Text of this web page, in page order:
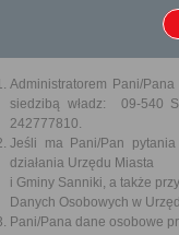
W związku z realizacją
ochrony osób fizycznych w
uchylenia dyrektywy 95/46/WE
Administratorem Pani/
siedzibą władz: 09-540
242777810.
Jeśli ma Pani/Pan
działania Urzędu Miasta
i Gminy Sanniki, a także
Danych Osobowych w
Pani/Pana dane osobowe